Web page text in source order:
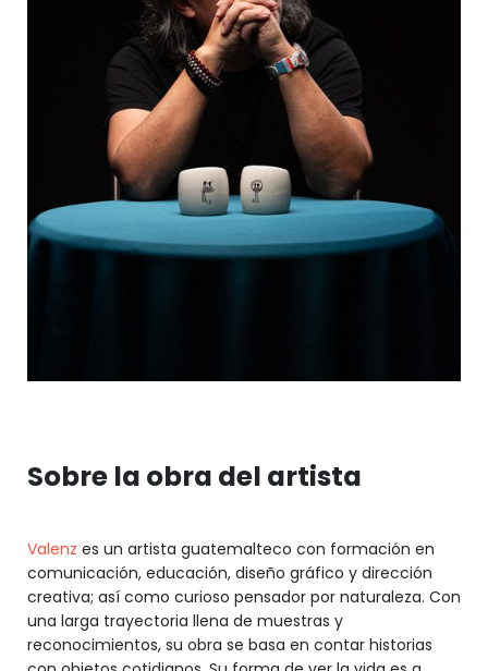
Sobre la obra del artista
Valenz es un artista guatemalteco con formación en
comunicación, educación, diseño gráfico y dirección
creativa; así como curioso pensador por naturaleza. Con
una larga trayectoria llena de muestras y
reconocimientos, su obra se basa en contar historias